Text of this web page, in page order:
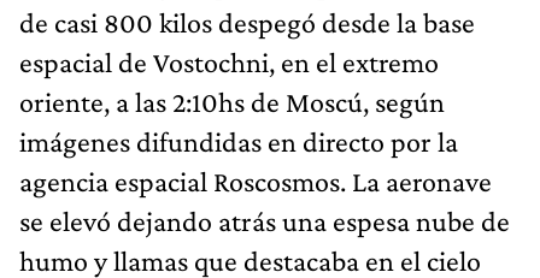
de casi 800 kilos despegó desde la base
espacial de Vostochni, en el extremo
oriente, a las 2:10hs de Moscú, según
imágenes difundidas en directo por la
agencia espacial Roscosmos. La aeronave
se elevó dejando atrás una espesa nube de
humo y llamas que destacaba en el cielo